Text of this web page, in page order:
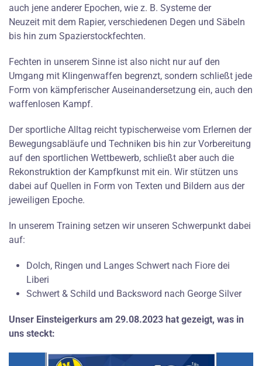
auch jene anderer Epochen, wie z. B. Systeme der
Neuzeit mit dem Rapier, verschiedenen Degen und Säbeln
bis hin zum Spazierstockfechten.
Fechten in unserem Sinne ist also nicht nur auf den
Umgang mit Klingenwaffen begrenzt, sondern schließt jede
Form von kämpferischer Auseinandersetzung ein, auch den
waffenlosen Kampf.
Der sportliche Alltag reicht typischerweise vom Erlernen der
Bewegungsabläufe und Techniken bis hin zur Vorbereitung
auf den sportlichen Wettbewerb, schließt aber auch die
Rekonstruktion der Kampfkunst mit ein. Wir stützen uns
dabei auf Quellen in Form von Texten und Bildern aus der
jeweiligen Epoche.
In unserem Training setzen wir unseren Schwerpunkt dabei
auf:
Dolch, Ringen und Langes Schwert nach Fiore dei
Liberi
Schwert & Schild und Backsword nach George Silver
Unser Einsteigerkurs am 29.08.2023 hat gezeigt, was in
uns steckt: